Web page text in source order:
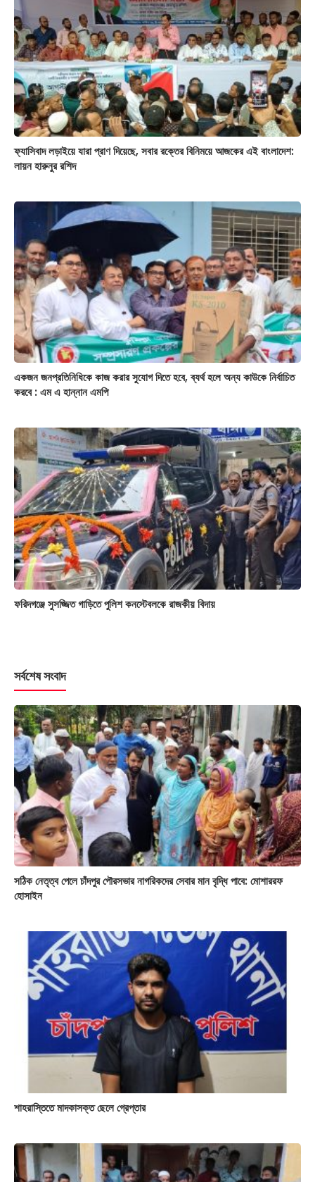
ফ্যাসিবাদ লড়াইয়ে যারা প্রাণ দিয়েছে, সবার রক্তের বিনিময়ে আজকের এই বাংলাদেশ:
লায়ন হারুনুর রশিদ
একজন জনপ্রতিনিধিকে কাজ করার সুযোগ দিতে হবে, ব্যর্থ হলে অন্য কাউকে নির্বাচিত
করবে : এম এ হান্নান এমপি
ফরিদগঞ্জে সুসজ্জিত গাড়িতে পুলিশ কনস্টেবলকে রাজকীয় বিদায়
সর্বশেষ সংবাদ
সঠিক নেতৃত্ব পেলে চাঁদপুর পৌরসভার নাগরিকদের সেবার মান বৃদ্ধি পাবে: মোশাররফ
হোসাইন
শাহরাস্তিতে মাদকাসক্ত ছেলে গ্রেপ্তার